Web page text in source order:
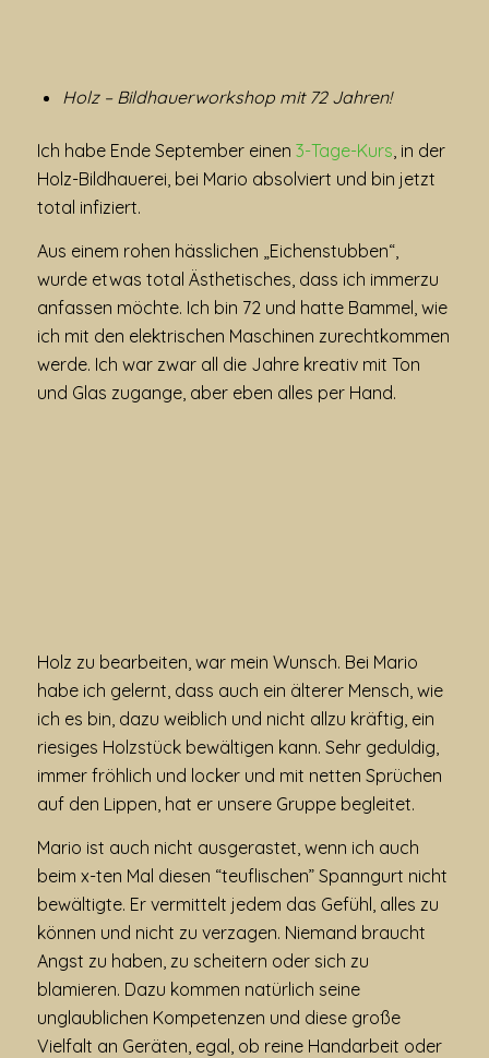
Holz – Bildhauerworkshop mit 72 Jahren!
Ich habe Ende September einen 3-Tage-Kurs , in der
Holz-Bildhauerei, bei Mario absolviert und bin jetzt
total infiziert.
Aus einem rohen hässlichen „Eichenstubben“,
wurde etwas total Ästhetisches, dass ich immerzu
anfassen möchte. Ich bin 72 und hatte Bammel, wie
ich mit den elektrischen Maschinen zurechtkommen
werde. Ich war zwar all die Jahre kreativ mit Ton
und Glas zugange, aber eben alles per Hand.
Holz zu bearbeiten, war mein Wunsch. Bei Mario
habe ich gelernt, dass auch ein älterer Mensch, wie
ich es bin, dazu weiblich und nicht allzu kräftig, ein
riesiges Holzstück bewältigen kann. Sehr geduldig,
immer fröhlich und locker und mit netten Sprüchen
auf den Lippen, hat er unsere Gruppe begleitet.
Mario ist auch nicht ausgerastet, wenn ich auch
beim x-ten Mal diesen “teuflischen” Spanngurt nicht
bewältigte. Er vermittelt jedem das Gefühl, alles zu
können und nicht zu verzagen. Niemand braucht
Angst zu haben, zu scheitern oder sich zu
blamieren. Dazu kommen natürlich seine
unglaublichen Kompetenzen und diese große
Vielfalt an Geräten, egal, ob reine Handarbeit oder